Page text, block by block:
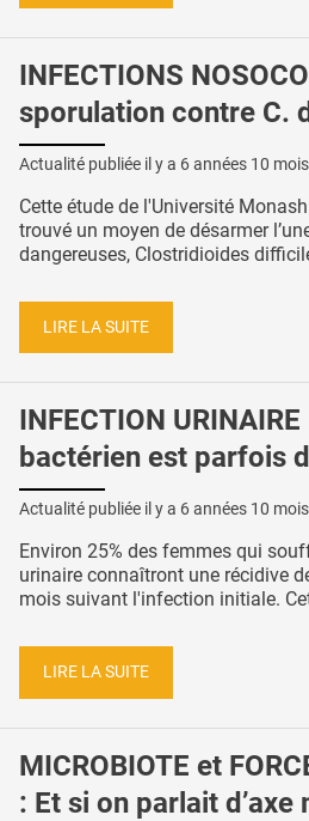
INFECTIONS
sporulation contre C.
Actualité publiée il y a 6 années 10 mois
Cette étude de l'Université
trouvé un moyen de désarmer
dangereuses, Clostridioides
LIRE LA SUITE
INFECTION
bactérien est parfois
Actualité publiée il y a 6 années 10 mois
Environ 25% des femmes qui
urinaire connaîtront une récidive
mois suivant l'infection initiale.
LIRE LA SUITE
MICROBIOTE et
: Et si on parlait d’axe